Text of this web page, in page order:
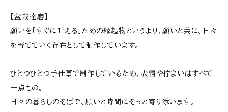
【盆栽達磨】
願いを「すぐに叶える」ための縁起物というより、願いと共に、日々
を育てていく存在として制作しています。
ひとつひとつ手仕事で制作しているため、表情や佇まいはすべて
一点もの。
日々の暮らしのそばで、願いと時間にそっと寄り添います。